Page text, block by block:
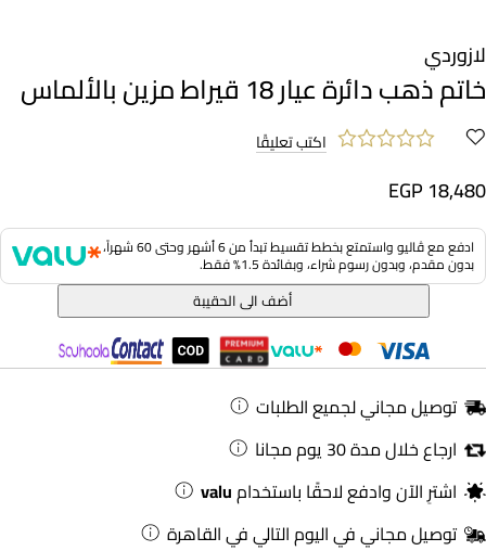
لازوردي
خاتم ذهب دائرة عيار 18 قيراط مزين بالألماس
اكتب تعليقًا
EGP 18,480
ادفع مع ڤاليو واستمتع بخطط تقسيط تبدأ من 6 أشهر وحتى 60 شهراً،
بدون مقدم، وبدون رسوم شراء، وبفائدة 1.5% فقط.
أضف الى الحقيبة
توصيل مجاني لجميع الطلبات
ارجاع خلال مدة 30 يوم مجانا
اشترِ الآن وادفع لاحقًا باستخدامvalu
توصيل مجاني في اليوم التالي في القاهرة